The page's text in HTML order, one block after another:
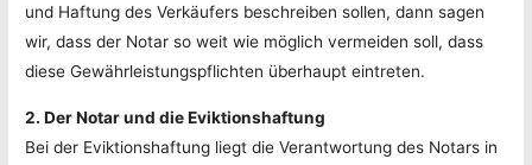
und Haftung des Verkäufers beschreiben sollen, dann sagen
wir, dass der Notar so weit wie möglich vermeiden soll, dass
diese Gewährleistungspflichten überhaupt eintreten.
2. Der Notar und die Eviktionshaftung
Bei der Eviktionshaftung liegt die Verantwortung des Notars in